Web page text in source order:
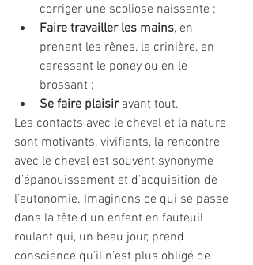
corriger une scoliose naissante ;
Faire travailler les mains, en
prenant les rênes, la crinière, en
caressant le poney ou en le
brossant ;
Se faire plaisir avant tout.
Les contacts avec le cheval et la nature
sont motivants, vivifiants, la rencontre
avec le cheval est souvent synonyme
d’épanouissement et d’acquisition de
l’autonomie. Imaginons ce qui se passe
dans la tête d’un enfant en fauteuil
roulant qui, un beau jour, prend
conscience qu’il n’est plus obligé de